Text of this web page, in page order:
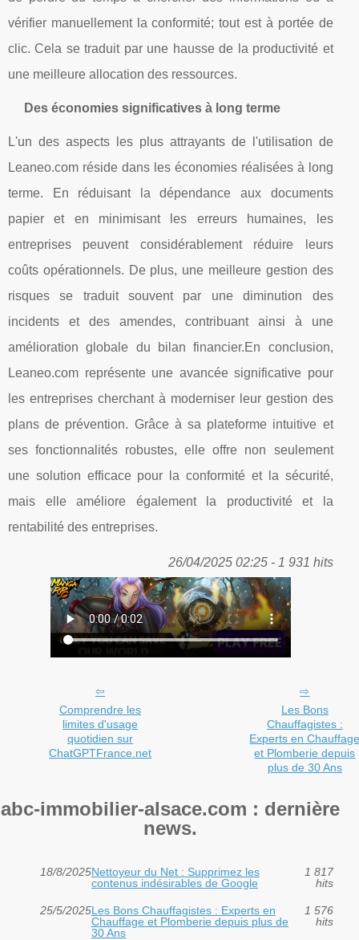
vérifier manuellement la conformité; tout est à portée de
clic. Cela se traduit par une hausse de la productivité et
une meilleure allocation des ressources.
Des économies significatives à long terme
L'un des aspects les plus attrayants de l'utilisation de
Leaneo.com réside dans les économies réalisées à long
terme. En réduisant la dépendance aux documents
papier et en minimisant les erreurs humaines, les
entreprises peuvent considérablement réduire leurs
coûts opérationnels. De plus, une meilleure gestion des
risques se traduit souvent par une diminution des
incidents et des amendes, contribuant ainsi à une
amélioration globale du bilan financier.En conclusion,
Leaneo.com représente une avancée significative pour
les entreprises cherchant à moderniser leur gestion des
plans de prévention. Grâce à sa plateforme intuitive et
ses fonctionnalités robustes, elle offre non seulement
une solution efficace pour la conformité et la sécurité,
mais elle améliore également la productivité et la
rentabilité des entreprises.
26/04/2025 02:25 - 1 931 hits
Comprendre les
limites d'usage
quotidien sur
ChatGPTFrance.net
Les Bons
Chauffagistes :
Experts en
et Plomberie depuis
plus de 30 Ans
abc-immobilier-alsace.com : dernière
news.
18/8/2025Nettoyeur du Net : Supprimez les
contenus indésirables de Google
1 817
hits
25/5/2025Les Bons Chauffagistes : Experts en
Chauffage et Plomberie depuis plus de
30 Ans
1 576
hits